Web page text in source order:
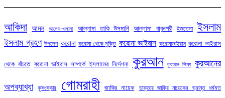
আকিদা আমল আলেম-ওলামা আল্লামা তাকি উসমানি আল্লামা বাবুনগরী ইজতেমা ইসলাম
ইসলাম গ্রহণ উপদেশ করোনা করোনা থেকে মুক্তি করোনা ভাইরাস করোনাভাইরাস করোনা ভাইরাস
থেকে বাঁচতে করোনা ভাইরাস সম্পর্কে ইসলামের নির্দেশনা কুরআন কুরআন শিক্ষা কুরআনের
অপব্যাখ্যা কুসংস্কার গোমরাহী জাকির নায়েক ডাক্তার জাকির নায়েকের ভ্রান্ত ধর্মমত